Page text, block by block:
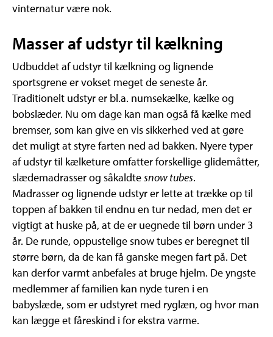
vinternatur være nok.
Masser af udstyr til kælkning
Udbuddet af udstyr til kælkning og lignende
sportsgrene er vokset meget de seneste år.
Traditionelt udstyr er bl.a. numsekælke, kælke og
bobslæder. Nu om dage kan man også få kælke med
bremser, som kan give en vis sikkerhed ved at gøre
det muligt at styre farten ned ad bakken. Nyere typer
af udstyr til kælketure omfatter forskellige glidemåtter,
slædemadrasser og såkaldtesnow tubes.
Madrasser og lignende udstyr er lette at trække op til
toppen af bakken til endnu en tur nedad, men det er
vigtigt at huske på, at de er uegnede til børn under 3
år. De runde, oppustelige snow tubes er beregnet til
større børn, da de kan få ganske megen fart på. Det
kan derfor varmt anbefales at bruge hjelm. De yngste
medlemmer af familien kan nyde turen i en
babyslæde, som er udstyret med ryglæn, og hvor man
kan lægge et fåreskind i for ekstra varme.